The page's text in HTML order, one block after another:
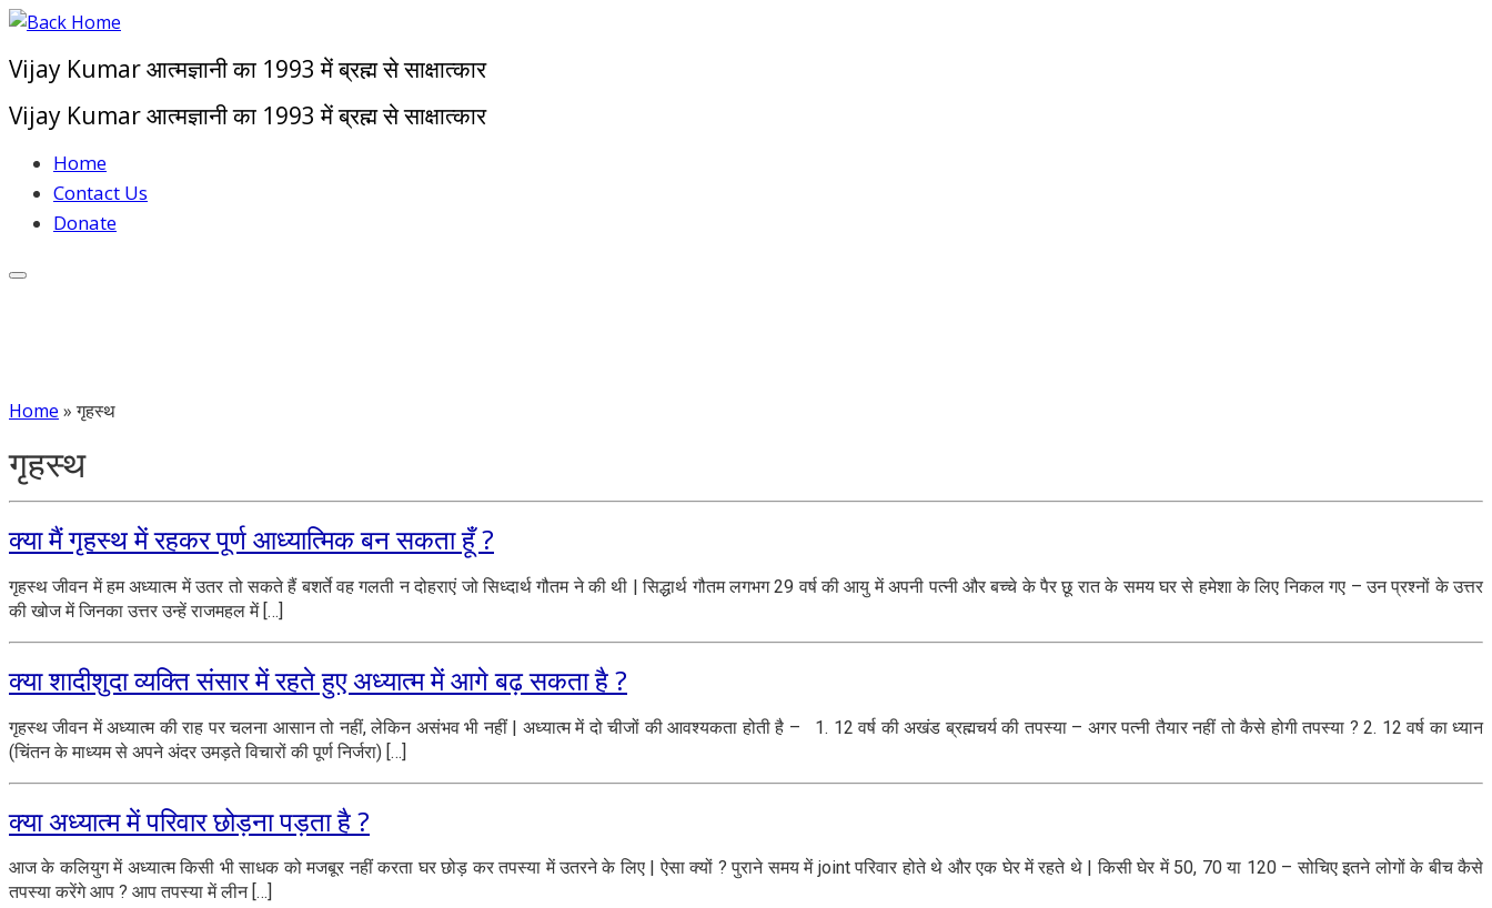
Skip
content
Vijay Kumar आत्मज्ञानी का 1993 में ब्रह्म से साक्षात्कार
Vijay Kumar आत्मज्ञानी का 1993 में ब्रह्म से साक्षात्कार
Home
Contact Us
Donate
Home » गृहस्थ
गृहस्थ
क्या मैं गृहस्थ में रहकर पूर्ण आध्यात्मिक बन सकता हूँ ?
गृहस्थ जीवन में हम अध्यात्म में उतर तो सकते हैं बशर्ते वह गलती न दोहराएं जो सिध्दार्थ गौतम ने की थी | सिद्धार्थ गौतम लगभग 29 वर्ष की आयु में अपनी पत्नी और बच्चे के पैर छू रात के समय घर से हमेशा के लिए निकल गए – उन प्रश्नों के उत्तर
की खोज में जिनका उत्तर उन्हें राजमहल में […]
क्या शादीशुदा व्यक्ति संसार में रहते हुए अध्यात्म में आगे बढ़ सकता है ?
गृहस्थ जीवन में अध्यात्म की राह पर चलना आसान तो नहीं, लेकिन असंभव भी नहीं | अध्यात्म में दो चीजों की आवश्यकता होती है – 1. 12 वर्ष की अखंड ब्रह्मचर्य की तपस्या – अगर पत्नी तैयार नहीं तो कैसे होगी तपस्या ? 2. 12 वर्ष का ध्यान
(चिंतन के माध्यम से अपने अंदर उमड़ते विचारों की पूर्ण निर्जरा) […]
क्या अध्यात्म में परिवार छोड़ना पड़ता है ?
आज के कलियुग में अध्यात्म किसी भी साधक को मजबूर नहीं करता घर छोड़ कर तपस्या में उतरने के लिए | ऐसा क्यों ? पुराने समय में joint परिवार होते थे और एक घेर में रहते थे | किसी घेर में 50, 70 या 120 – सोचिए इतने लोगों के बीच कैसे
तपस्या करेंगे आप ? आप तपस्या में लीन […]